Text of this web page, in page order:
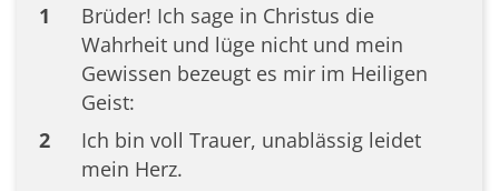
1
Brüder! Ich sage in Christus die
Wahrheit und lüge nicht und mein
Gewissen bezeugt es mir im Heiligen
Geist:
2
Ich bin voll Trauer, unablässig leidet
mein Herz.